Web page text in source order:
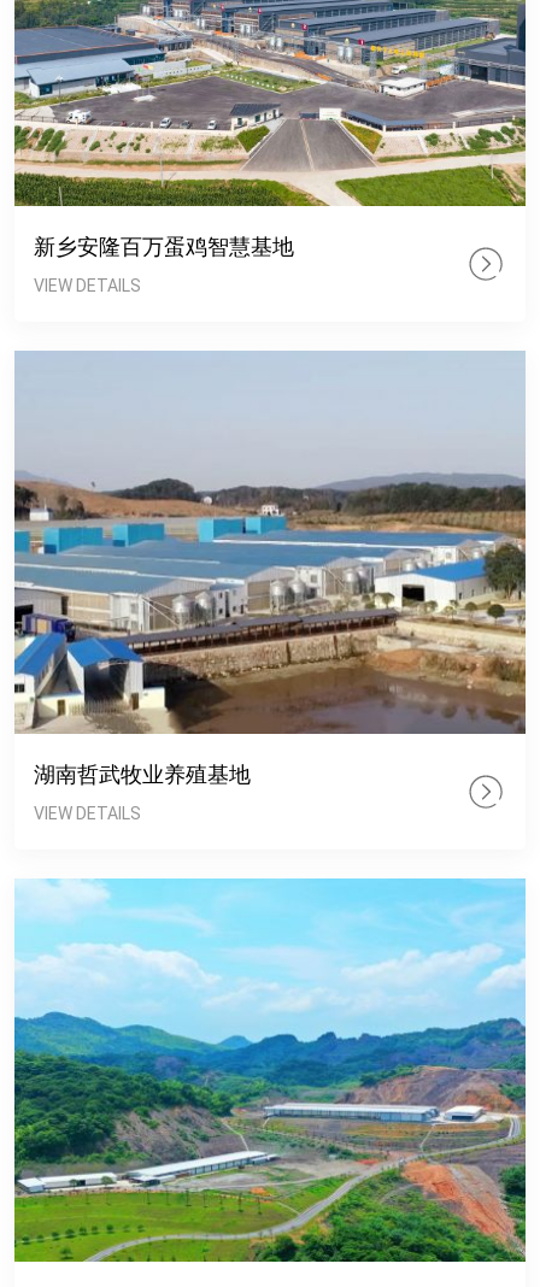
新乡安隆百万蛋鸡智慧基地
VIEW DETAILS
湖南哲武牧业养殖基地
VIEW DETAILS